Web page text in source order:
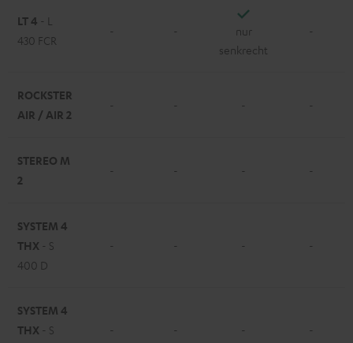
LT 4 - L
430 FCR
- -
nur
senkrecht
-
ROCKSTER
AIR / AIR 2
- - - -
STEREO M
2
- - - -
SYSTEM 4
THX - S
400 D
- - - -
SYSTEM 4
THX - S
- - - -